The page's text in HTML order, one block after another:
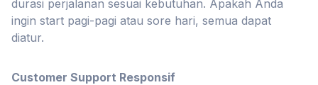
durasi perjalanan sesuai kebutuhan. Apakah Anda
ingin start pagi-pagi atau sore hari, semua dapat
diatur.
Customer Support Responsif